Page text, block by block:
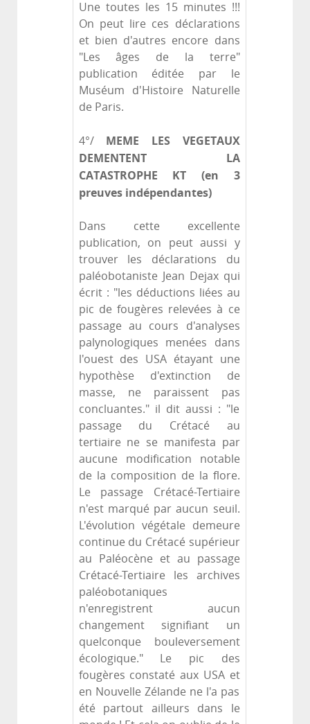
Une toutes les 15 minutes !!!
On peut lire ces déclarations
et bien d'autres encore dans
"Les âges de la terre"
publication éditée par le
Muséum d'Histoire Naturelle
de Paris.
4°/ MEME LES VEGETAUX
DEMENTENT LA
CATASTROPHE KT (en 3
preuves indépendantes)
Dans cette excellente
publication, on peut aussi y
trouver les déclarations du
paléobotaniste Jean Dejax qui
écrit : "les déductions liées au
pic de fougères relevées à ce
passage au cours d'analyses
palynologiques menées dans
l'ouest des USA étayant une
hypothèse d'extinction de
masse, ne paraissent pas
concluantes." il dit aussi : "le
passage du Crétacé au
tertiaire ne se manifesta par
aucune modification notable
de la composition de la flore.
Le passage Crétacé-Tertiaire
n'est marqué par aucun seuil.
L'évolution végétale demeure
continue du Crétacé supérieur
au Paléocène et au passage
Crétacé-Tertiaire les archives
paléobotaniques
n'enregistrent aucun
changement signifiant un
quelconque bouleversement
écologique." Le pic des
fougères constaté aux USA et
en Nouvelle Zélande ne l'a pas
été partout ailleurs dans le